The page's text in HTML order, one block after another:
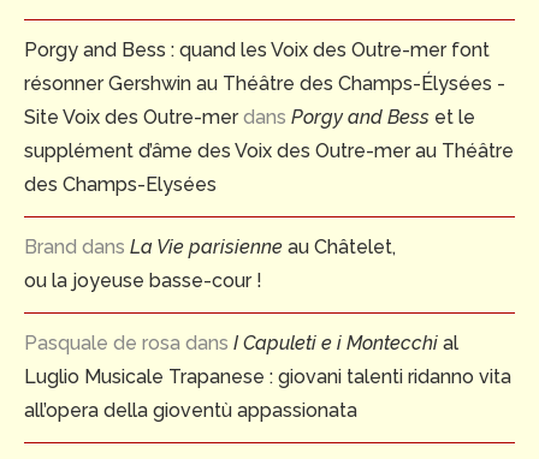
Porgy and Bess : quand les Voix des Outre-mer font
résonner Gershwin au Théâtre des Champs-Élysées -
Site Voix des Outre-merdans Porgy and Bess et le
supplément d’âme des Voix des Outre-mer au Théâtre
des Champs-Elysées
Brand dans La Vie parisienne au Châtelet,
ou la joyeuse basse-cour !
Pasquale de rosa dans I Capuleti e i Montecchi al
Luglio Musicale Trapanese : giovani talenti ridanno vita
all’opera della gioventù appassionata